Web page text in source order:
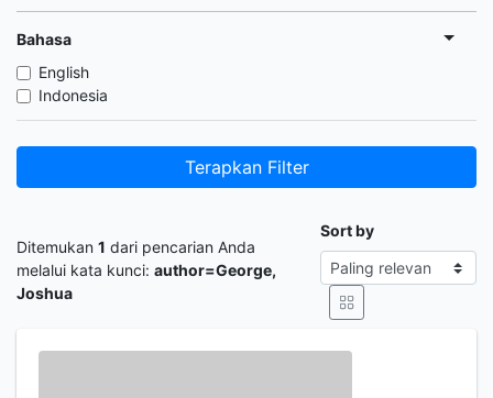
Bahasa
English
Indonesia
Terapkan Filter
Ditemukan 1 dari pencarian Anda
melalui kata kunci: author=George,
Joshua
Sort by